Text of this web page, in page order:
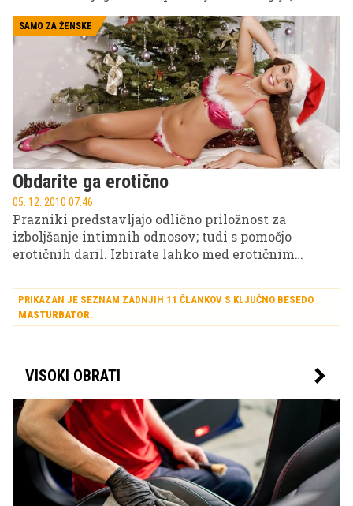
erotike in nenazadnje tudi luksuza.
SAMO ZA ŽENSKE
Obdarite ga erotično
05. 12. 2010 07.46
Prazniki predstavljajo odlično priložnost za
izboljšanje intimnih odnosov; tudi s pomočjo
erotičnih daril. Izbirate lahko med erotičnim
'pustolovske' narave, pa lahko posežete po še veliko
bolj drznih pripomočkih.
PRIKAZAN JE SEZNAM ZADNJIH 11 ČLANKOV S KLJUČNO BESEDO
MASTURBATOR.
VISOKI OBRATI